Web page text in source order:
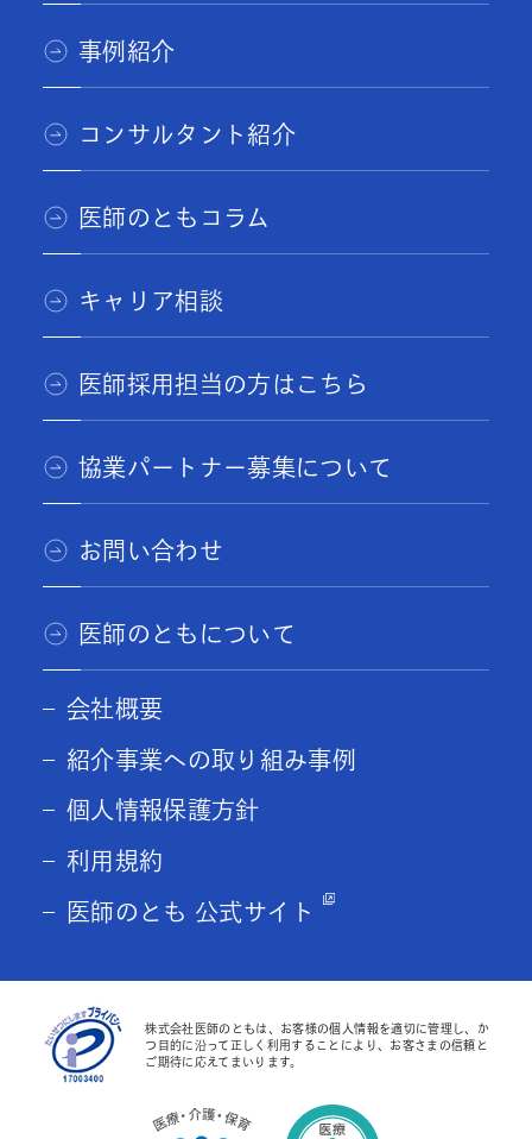
事例紹介
コンサルタント紹介
医師のともコラム
キャリア相談
医師採用担当の方はこちら
協業パートナー募集について
お問い合わせ
医師のともについて
会社概要
紹介事業への取り組み事例
個人情報保護方針
利用規約
医師のとも 公式サイト
株式会社医師のともは、お客様の個人情報を適切に管理し、か
つ目的に沿って正しく利用することにより、お客さまの信頼と
ご期待に応えてまいります。